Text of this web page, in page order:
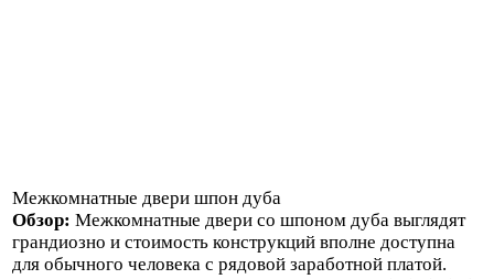
Межкомнатные двери шпон дуба
Обзор: Межкомнатные двери со шпоном дуба выглядят
грандиозно и стоимость конструкций вполне доступна
для обычного человека с рядовой заработной платой.